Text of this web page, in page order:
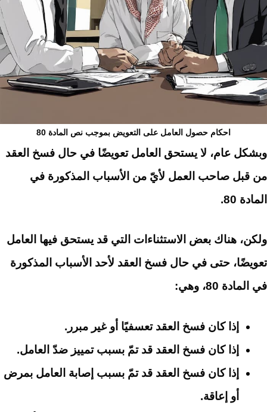
احكام حصول العامل على التعويض بموجب نص المادة 80
وبشكل عام، لا يستحق العامل تعويضًا في حال فسخ العقد
من قبل صاحب العمل لأيّ من الأسباب المذكورة في
المادة 80.
ولكن، هناك بعض الاستثناءات التي قد يستحق فيها العامل
تعويضًا، حتى في حال فسخ العقد لأحد الأسباب المذكورة
في المادة 80،
وهي:
إذا كان فسخ العقد تعسفيًا أو غير مبرر.
إذا كان فسخ العقد قد تمّ بسبب تمييز ضدّ العامل.
إذا كان فسخ العقد قد تمّ بسبب إصابة العامل بمرض
أو إعاقة.